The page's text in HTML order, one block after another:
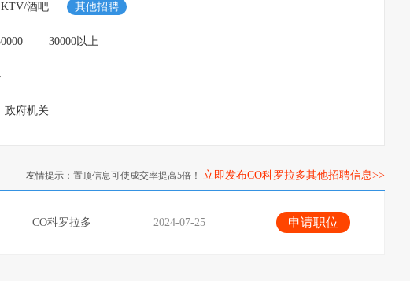
KTV/酒吧 其他招聘
30000以上
政府机关
友情提示：置顶信息可使成交率提高5倍！ 立即发布CO科罗拉多其他招聘信息>>
申请职位
2024-07-25
CO科罗拉多